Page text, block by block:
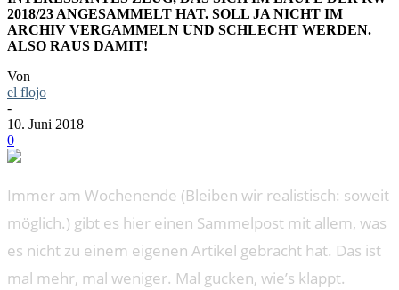
2018/23 ANGESAMMELT HAT. SOLL JA NICHT IM
ARCHIV VERGAMMELN UND SCHLECHT WERDEN.
ALSO RAUS DAMIT!
Von
el flojo
-
10. Juni 2018
0
Immer am Wochenende (Bleiben wir realistisch: soweit
möglich.) gibt es hier einen Sammelpost mit allem, was
es nicht zu einem eigenen Artikel gebracht hat. Das ist
mal mehr, mal weniger. Mal gucken, wie’s klappt.